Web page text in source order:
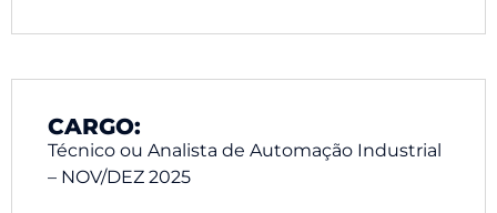
CARGO:
Técnico ou Analista de Automação Industrial
– NOV/DEZ 2025